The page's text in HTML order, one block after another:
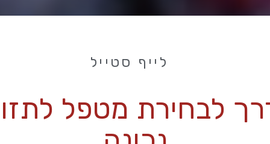
לייף סטייל
לבחירת מטפל